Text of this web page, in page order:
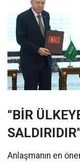
“BİR
Anlaşmanın en